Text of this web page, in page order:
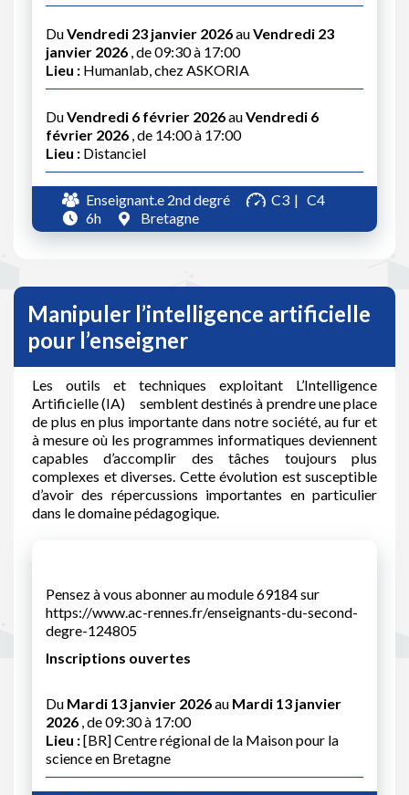
DuVendredi 23 janvier 2026auVendredi 23
janvier 2026 , de 09:30 à 17:00
Lieu : Humanlab, chez ASKORIA
DuVendredi 6 février 2026auVendredi 6
février 2026 , de 14:00 à 17:00
Lieu : Distanciel
Enseignant.e 2nd degré C3
C4
6h
Bretagne
Manipuler l’intelligence artificielle
pour l’enseigner
Les outils et techniques exploitant L’Intelligence
Artificielle (IA) semblent destinés à prendre une place
de plus en plus importante dans notre société, au fur et
à mesure où les programmes informatiques deviennent
capables d’accomplir des tâches toujours plus
complexes et diverses. Cette évolution est susceptible
d’avoir des répercussions importantes en particulier
dans le domaine pédagogique.
Pensez à vous abonner au module 69184 sur
https://www.ac-rennes.fr/enseignants-du-second-
degre-124805
Inscriptions ouvertes
Du Mardi 13 janvier 2026au Mardi 13 janvier
2026 , de 09:30 à 17:00
Lieu :[BR] Centre régional de la Maison pour la
science en Bretagne